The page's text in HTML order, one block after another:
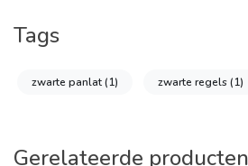
Tags
zwarte panlat(1) zwarte regels(1)
Gerelateerde producten